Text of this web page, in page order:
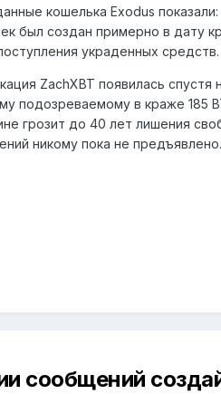
кошелька Exodus
был создан примерно в дату
украденных
ZachXBT появилась
подозреваемому в краже 185
грозит до 40 лет лишения
никому пока не предъявлено.
сообщений